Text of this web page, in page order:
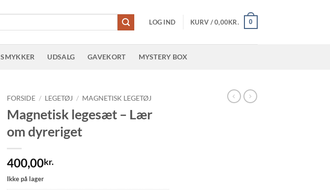
LOG IND KURV /0,00KR. 0
SMYKKER UDSALG GAVEKORT MYSTERY BOX
FORSIDE / LEGETØJ / MAGNETISK LEGETØJ
Magnetisk legesæt – Lær
om dyreriget
400,00kr.
Ikke på lager